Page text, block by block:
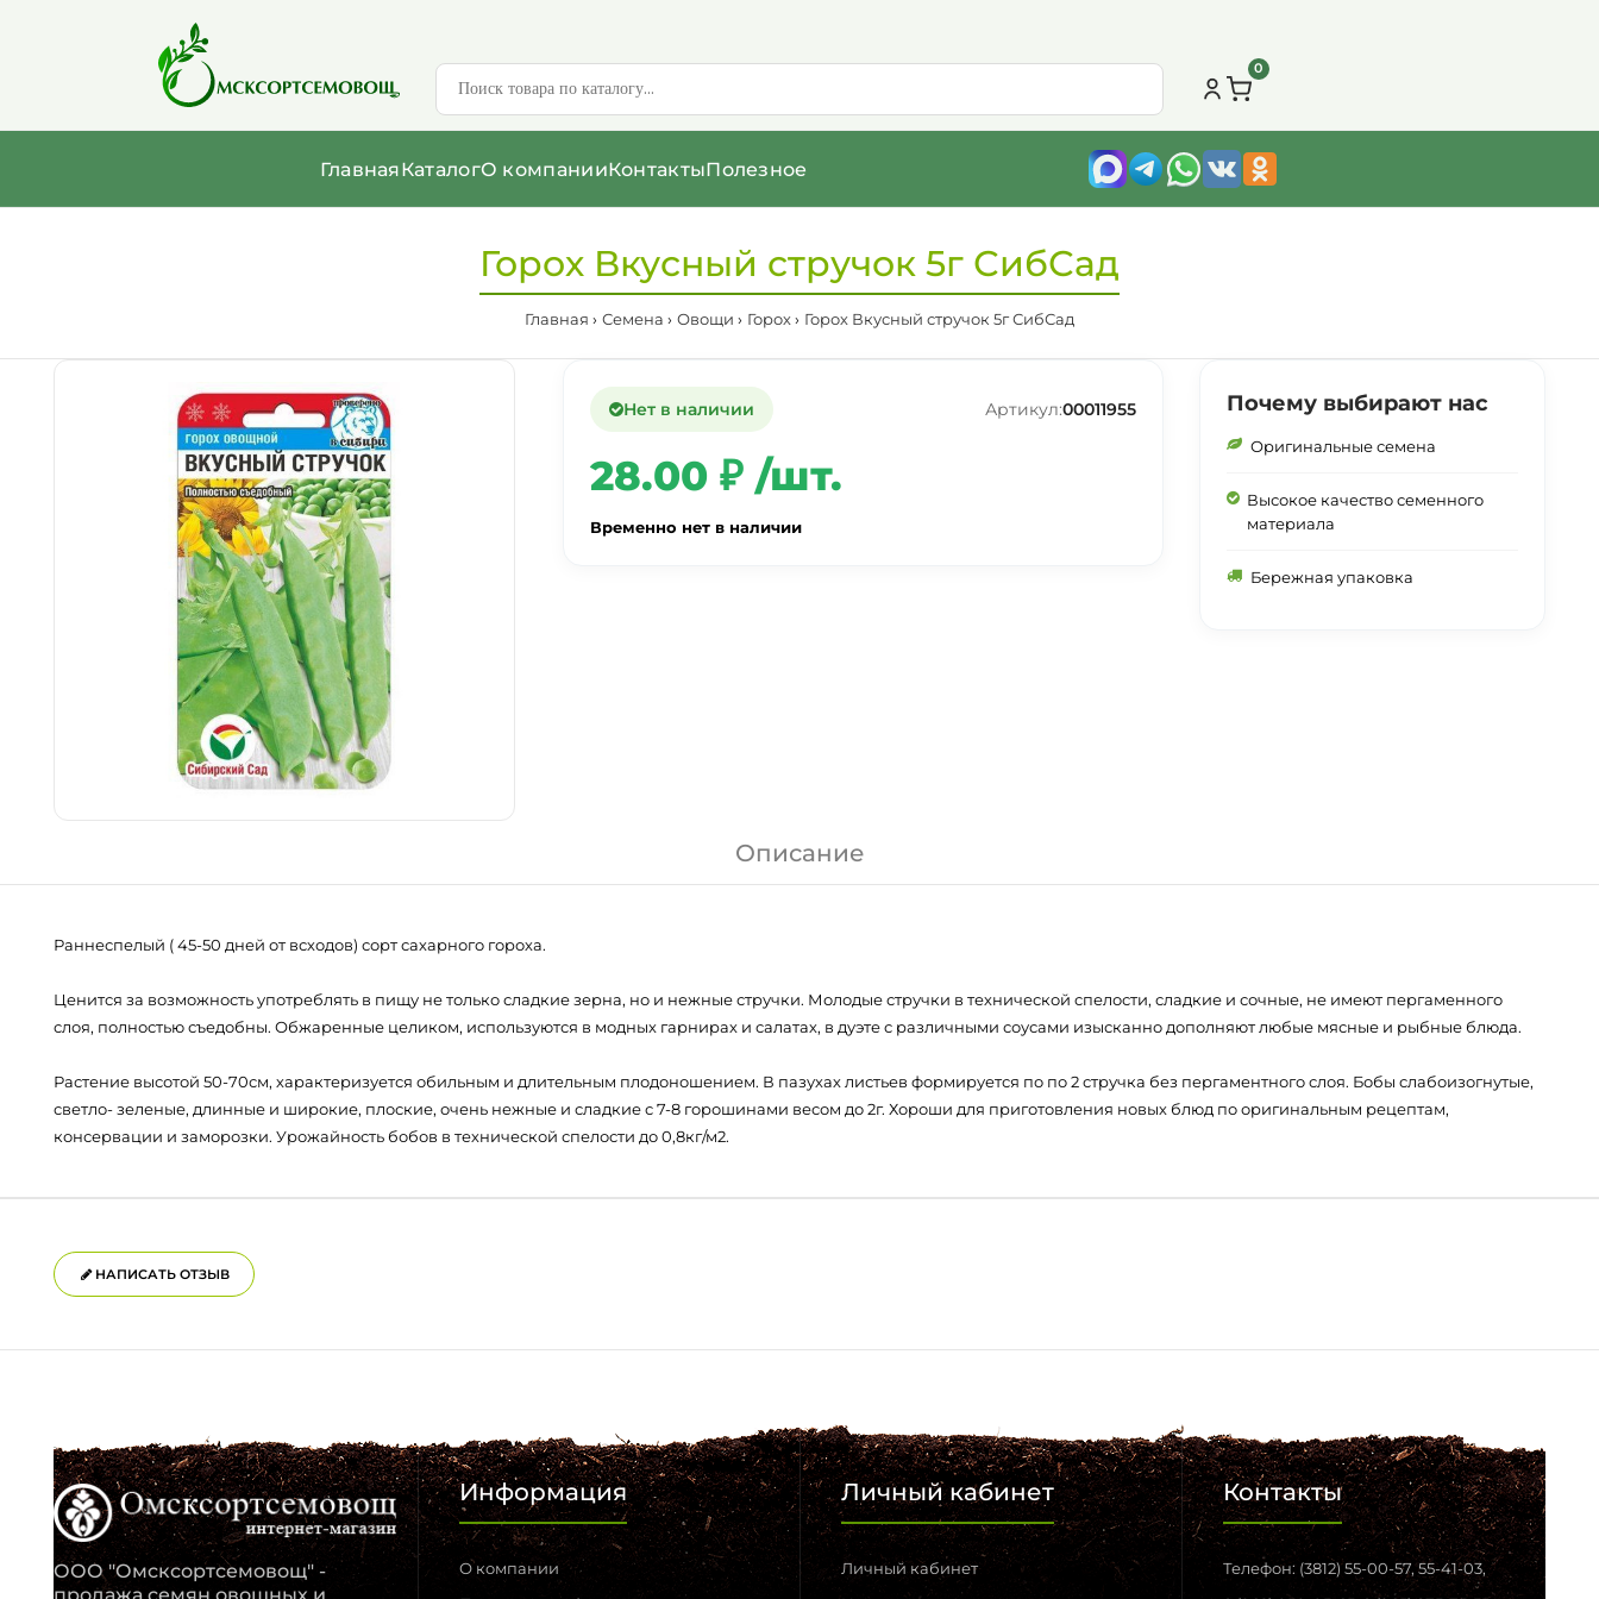
0
ГлавнаяКаталогО компанииКонтактыПолезное
Горох Вкусный стручок 5г СибСад
Главная Семена Овощи Горох Горох Вкусный стручок 5г СибСад
Нет в наличии Артикул:00011955
28.00 ₽ /шт.
Временно нет в наличии
Почему выбирают нас
Оригинальные семена
Высокое качество семенного
материала
Бережная упаковка
Описание
Раннеспелый ( 45-50 дней от всходов) сорт сахарного гороха.
Ценится за возможность употреблять в пищу не только сладкие зерна, но и нежные стручки. Молодые стручки в технической спелости, сладкие и сочные, не имеют пергаменного
слоя, полностью съедобны. Обжаренные целиком, используются в модных гарнирах и салатах, в дуэте с различными соусами изысканно дополняют любые мясные и рыбные блюда.
Растение высотой 50-70см, характеризуется обильным и длительным плодоношением. В пазухах листьев формируется по по 2 стручка без пергаментного слоя. Бобы слабоизогнутые,
светло- зеленые, длинные и широкие, плоские, очень нежные и сладкие с 7-8 горошинами весом до 2г. Хороши для приготовления новых блюд по оригинальным рецептам,
консервации и заморозки. Урожайность бобов в технической спелости до 0,8кг/м2.
НАПИСАТЬ ОТЗЫВ
ООО "Омсксортсемовощ" -
Информация
О компании
Личный кабинет
Личный кабинет
Контакты
Телефон: (3812) 55-00-57, 55-41-03,